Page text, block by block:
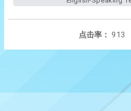
点击率： 913